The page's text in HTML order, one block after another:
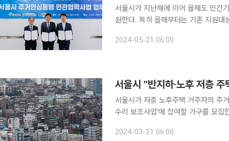
서울시가 지난해에 이어 올해도 민간
원한다. 특히 올해부터는 기존 지원
민관협력사업' 추진을 위해 이달 20
2024-05-21 06:00
서울시 "반지하·노후 저층
서울시가 저층 노후주택 거주자의 주
수리 보조사업'에 참여할 가구를 모
반지하 주택 △불법건축물 기준이 해
2024-03-21 06:00